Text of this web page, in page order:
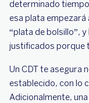
determinado
esa plata
“plata de bolsillo”,
justificados porque
Un CDT te asegura
establecido, con lo
Adicionalmente,